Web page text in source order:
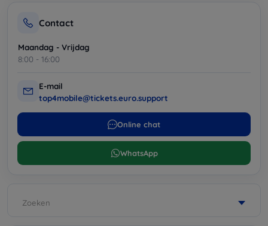
Contact
Maandag - Vrijdag
8:00 - 16:00
E-mail
top4mobile@tickets.euro.support
Online chat
WhatsApp
Zoeken